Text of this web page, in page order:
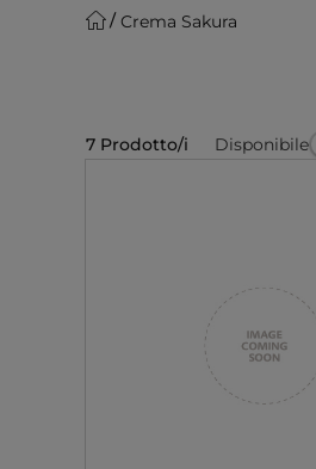
Crema Sakura
7 Prodotto/i Disponibile